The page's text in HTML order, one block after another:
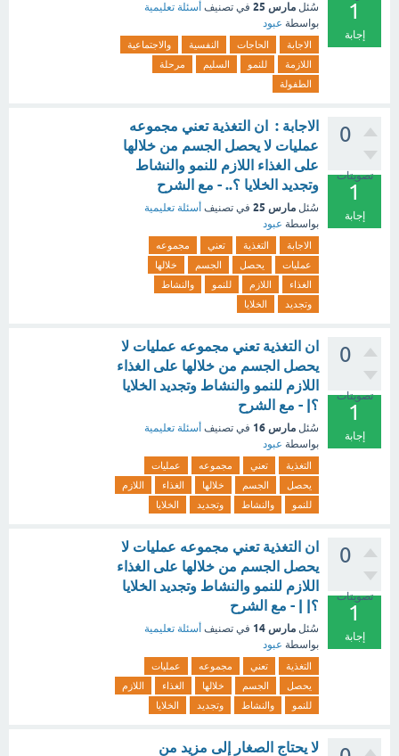
1
إجابة
سُئل مارس 25 في تصنيف أسئلة تعليمية
بواسطة عبود
الاجابة الحاجات النفسية
والاجتماعية
اللازمة
للنمو السليم
مرحلة
الطفولة
0
تصويتات
1
إجابة
الاجابة : ان التغذية تعني مجموعه
عمليات لا يحصل الجسم من خلالها
على الغذاء اللازم للنمو والنشاط
وتجديد الخلايا ؟.. - مع الشرح
سُئل مارس 25 في تصنيف أسئلة تعليمية
بواسطة عبود
الاجابة التغذية تعني
مجموعه
عمليات
يحصل الجسم
خلالها
الغذاء
اللازم للنمو
والنشاط
وتجديد
الخلايا
0
تصويتات
1
إجابة
ان التغذية تعني مجموعه عمليات لا
يحصل الجسم من خلالها على الغذاء
اللازم للنمو والنشاط وتجديد الخلايا
؟| - مع الشرح
سُئل مارس 16 في تصنيف أسئلة تعليمية
بواسطة عبود
التغذية تعني مجموعه
عمليات
يحصل
الجسم خلالها الغذاء
اللازم
للنمو
والنشاط وتجديد الخلايا
0
تصويتات
1
إجابة
ان التغذية تعني مجموعه عمليات لا
يحصل الجسم من خلالها على الغذاء
اللازم للنمو والنشاط وتجديد الخلايا
؟| | - مع الشرح
سُئل مارس 14 في تصنيف أسئلة تعليمية
بواسطة عبود
التغذية تعني مجموعه
عمليات
يحصل
الجسم خلالها الغذاء
اللازم
للنمو
والنشاط وتجديد الخلايا
لا يحتاج الصغار إلى مزيد من